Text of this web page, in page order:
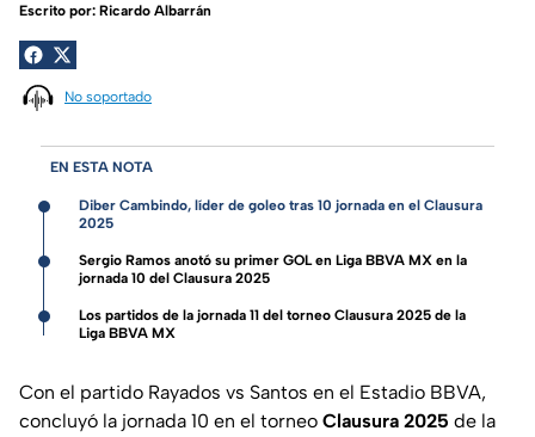
Escrito por: Ricardo Albarrán
No soportado
EN ESTA NOTA
Diber Cambindo, líder de goleo tras 10 jornada en el Clausura
2025
Sergio Ramos anotó su primer GOL en Liga BBVA MX en la
jornada 10 del Clausura 2025
Los partidos de la jornada 11 del torneo Clausura 2025 de la
Liga BBVA MX
Con el partido Rayados vs Santos en el Estadio BBVA,
concluyó la jornada 10 en el torneo Clausura 2025 de la